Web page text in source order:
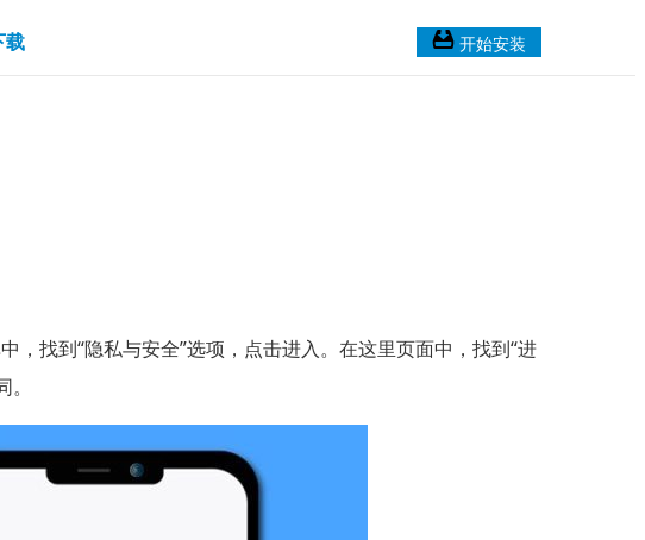
载 开始安装
找到“隐私与安全”选项，点击进入。在这里页面中，找到“进